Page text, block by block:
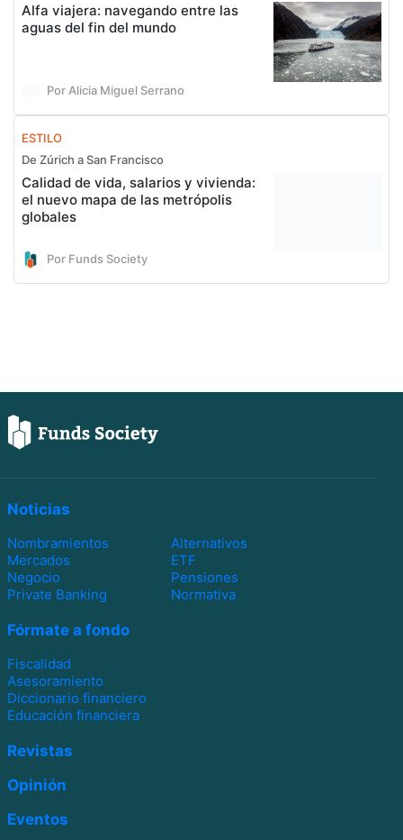
Alfa viajera: navegando entre las
aguas del fin del mundo
Por Alicia Miguel Serrano
ESTILO
De Zúrich a San Francisco
Calidad de vida, salarios y vivienda:
el nuevo mapa de las metrópolis
globales
Por Funds Society
Noticias
Nombramientos
Alternativos
Mercados
ETF
Negocio
Pensiones
Private Banking
Normativa
Fórmate a fondo
Fiscalidad
Asesoramiento
Diccionario financiero
Educación financiera
Revistas
Opinión
Eventos